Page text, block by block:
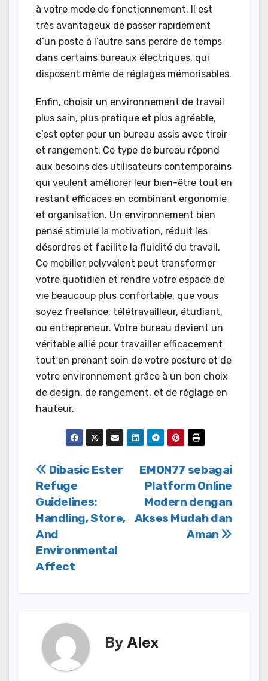
à votre mode de fonctionnement. Il est
très avantageux de passer rapidement
d’un poste à l’autre sans perdre de temps
dans certains bureaux électriques, qui
disposent même de réglages mémorisables.
Enfin, choisir un environnement de travail
plus sain, plus pratique et plus agréable,
c’est opter pour un bureau assis avec tiroir
et rangement. Ce type de bureau répond
aux besoins des utilisateurs contemporains
qui veulent améliorer leur bien-être tout en
restant efficaces en combinant ergonomie
et organisation. Un environnement bien
pensé stimule la motivation, réduit les
désordres et facilite la fluidité du travail.
Ce mobilier polyvalent peut transformer
votre quotidien et rendre votre espace de
vie beaucoup plus confortable, que vous
soyez freelance, télétravailleur, étudiant,
ou entrepreneur. Votre bureau devient un
véritable allié pour travailler efficacement
tout en prenant soin de votre posture et de
votre environnement grâce à un bon choix
de design, de rangement, et de réglage en
hauteur.
Post
navigation
EMON77 sebagai
Platform Online
Modern dengan
Akses Mudah dan
Aman
Dibasic Ester
Refuge
Guidelines:
Handling, Store,
And
Environmental
Affect
By Alex